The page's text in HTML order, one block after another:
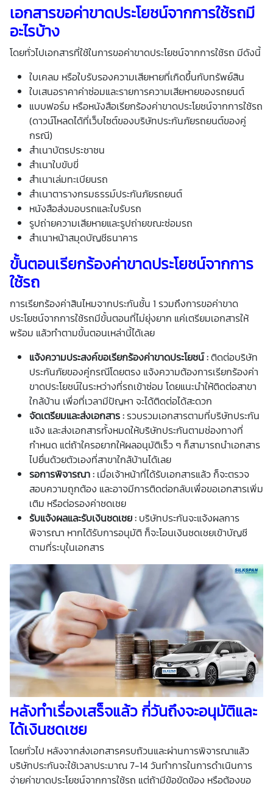
เอกสารขอค่าขาดประโยชน์จากการใช้รถมี
อะไรบ้าง
โดยทั่วไปเอกสารที่ใช้ในการขอค่าขาดประโยชน์จากการใช้รถ มีดังนี้
ใบเคลม หรือใบรับรองความเสียหายที่เกิดขึ้นกับทรัพย์สิน
ใบเสนอราคาค่าซ่อมและรายการความเสียหายของรถยนต์
แบบฟอร์ม หรือหนังสือเรียกร้องค่าขาดประโยชน์จากการใช้รถ
(ดาวน์โหลดได้ที่เว็บไซต์ของบริษัทประกันภัยรถยนต์ของคู่
กรณี)
สำเนาบัตรประชาชน
สำเนาใบขับขี่
สำเนาเล่มทะเบียนรถ
สำเนาตารางกรมธรรม์ประกันภัยรถยนต์
หนังสือส่งมอบรถและใบรับรถ
รูปถ่ายความเสียหายและรูปถ่ายขณะซ่อมรถ
สำเนาหน้าสมุดบัญชีธนาคาร
ขั้นตอนเรียกร้องค่าขาดประโยชน์จากการ
ใช้รถ
การเรียกร้องค่าสินไหมจากประกันชั้น 1 รวมถึงการขอค่าขาด
ประโยชน์จากการใช้รถมีขั้นตอนที่ไม่ยุ่งยาก แค่เตรียมเอกสารให้
พร้อม แล้วทำตามขั้นตอนเหล่านี้ได้เลย
แจ้งความประสงค์ขอเรียกร้องค่าขาดประโยชน์:ติดต่อบริษัท
ประกันภัยของคู่กรณีโดยตรง แจ้งความต้องการเรียกร้องค่า
ขาดประโยชน์ในระหว่างที่รถเข้าซ่อม โดยแนะนำให้ติดต่อสาขา
ใกล้บ้าน เพื่อที่เวลามีปัญหา จะได้ติดต่อได้สะดวก
จัดเตรียมและส่งเอกสาร:รวบรวมเอกสารตามที่บริษัทประกัน
แจ้ง และส่งเอกสารทั้งหมดให้บริษัทประกันตามช่องทางที่
กำหนด แต่ถ้าใครอยากให้ผลอนุมัติเร็ว ๆ ก็สามารถนำเอกสาร
ไปยื่นด้วยตัวเองที่สาขาใกล้บ้านได้เลย
รอการพิจารณา: เมื่อเจ้าหน้าที่ได้รับเอกสารแล้ว ก็จะตรวจ
สอบความถูกต้อง และอาจมีการติดต่อกลับเพื่อขอเอกสารเพิ่ม
เติม หรือต่อรองค่าชดเชย
รับแจ้งผลและรับเงินชดเชย: บริษัทประกันจะแจ้งผลการ
พิจารณา หากได้รับการอนุมัติ ก็จะโอนเงินชดเชยเข้าบัญชี
ตามที่ระบุในเอกสาร
หลังทำเรื่องเสร็จแล้ว กี่วันถึงจะอนุมัติและ
ได้เงินชดเชย
โดยทั่วไป หลังจากส่งเอกสารครบถ้วนและผ่านการพิจารณาแล้ว
บริษัทประกันจะใช้เวลาประมาณ 7-14 วันทำการในการดำเนินการ
จ่ายค่าขาดประโยชน์จากการใช้รถ แต่ถ้ามีข้อขัดข้อง หรือต้องขอ